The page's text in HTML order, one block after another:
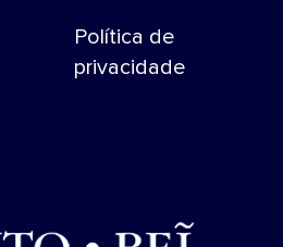
Política de
privacidade